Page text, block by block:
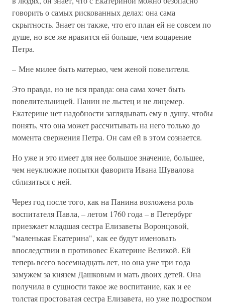
говорить о самых рискованных делах: она сама
скрытность. Знает он также, что его план ей не совсем по
душе, но все же нравится ей больше, чем воцарение
Петра.
– Мне милее быть матерью, чем женой повелителя.
Это правда, но не вся правда: она сама хочет быть
повелительницей. Панин не льстец и не лицемер.
Екатерине нет надобности заглядывать ему в душу, чтобы
понять, что она может рассчитывать на него только до
момента свержения Петра. Он сам ей в этом сознается.
Но уже и это имеет для нее большое значение, большее,
чем неуклюжие попытки фаворита Ивана Шувалова
сблизиться с ней.
Через год после того, как на Панина возложена роль
воспитателя Павла, – летом 1760 года – в Петербург
приезжает младшая сестра Елизаветы Воронцовой,
"маленькая Екатерина", как ее будут именовать
впоследствии в противовес Екатерине Великой. Ей
теперь всего восемнадцать лет, но она уже три года
замужем за князем Дашковым и мать двоих детей. Она
получила в сущности такое же воспитание, как и ее
толстая простоватая сестра Елизавета, но уже подростком